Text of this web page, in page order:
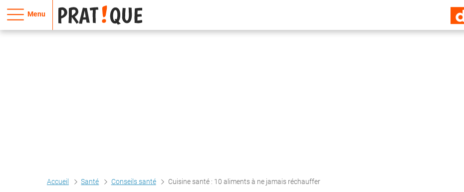
Menu
Accueil Santé Conseils santé Cuisine santé : 10 aliments à ne jamais réchauffer